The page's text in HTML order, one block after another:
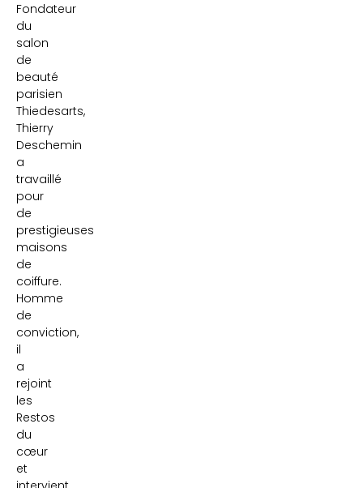
Fondateur
du
salon
de
beauté
parisien
Thiedesarts,
Thierry
Deschemin
a
travaillé
pour
de
prestigieuses
maisons
de
coiffure.
Homme
de
conviction,
il
a
rejoint
les
Restos
du
cœur
et